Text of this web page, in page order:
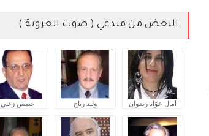
البعض من مبدعي ( صوت العروبة )
آمال عوّاد رضوان وليد رباح جيمس زغبي